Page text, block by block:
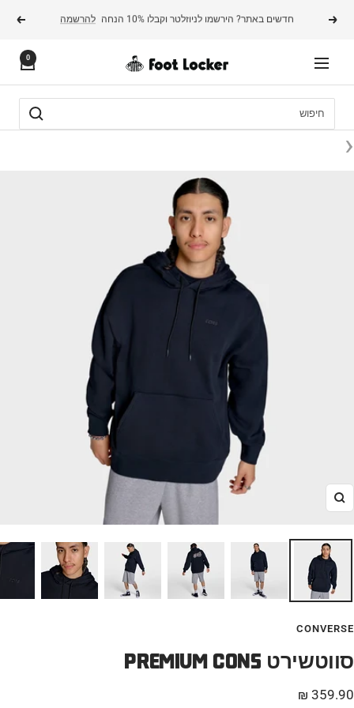
לתוכןהקודם משלוח עד הבית ב 14.9₪ או חינם ברכישה מעל 199₪ הבא
0 FOOTLOCKER ניווט
‹
הגדל
CONVERSE
PREMIUM CONS סווטשירט
מחיר
359.90 ₪